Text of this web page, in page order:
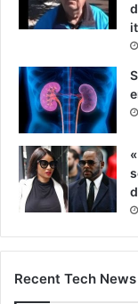
Recent Tech News